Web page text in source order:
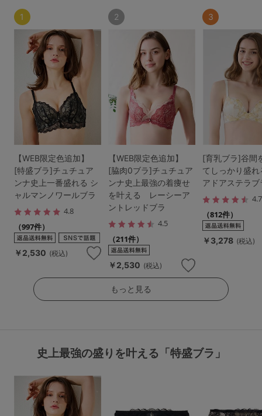
1
【WEB限定色追加】
[特盛ブラ]チュチュア
ンナ史上一番盛れる シ
ャルマンノワールブラ
4.8
（997件）
￥2,530 (税込)
2
【WEB限定色追加】
[脇肉0ブラ]チュチュア
ンナ史上最強の着痩せ
を叶える レーシーア
ントレッドブラ
4.5
（211件）
￥2,530 (税込)
3
[育乳ブラ]谷間
てしっかり盛
アドアステラブ
4.7
（812件）
￥3,278 (税込)
もっと見る
史上最強の盛りを叶える「特盛ブラ」